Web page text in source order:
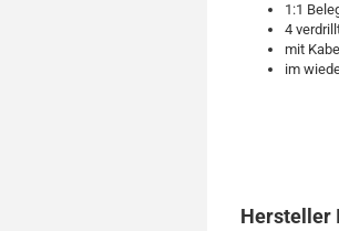
1:1
4
mit
im
Hersteller